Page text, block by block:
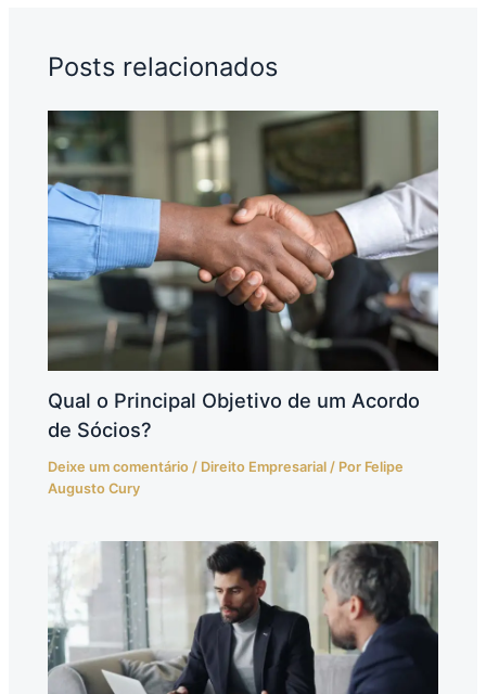
Posts relacionados
Qual o Principal Objetivo de um Acordo
de Sócios?
Deixe um comentário / Direito Empresarial / Por Felipe
Augusto Cury